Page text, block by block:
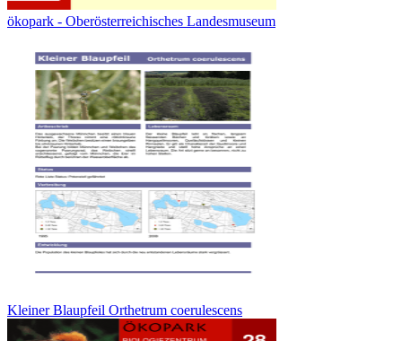
ökopark - Oberösterreichisches Landesmuseum
Kleiner Blaupfeil Orthetrum coerulescens